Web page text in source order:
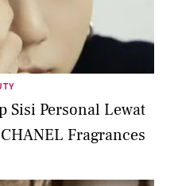
Sisi Personal Lewat
Fragrances